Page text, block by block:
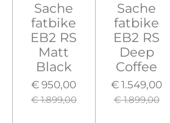
Sache
fatbike
EB2 RS
Matt
Black
€ 950,00
€ 1.899,00
Sache
fatbike
EB2 RS
Deep
Coffee
€ 1.549,00
€ 1.899,00